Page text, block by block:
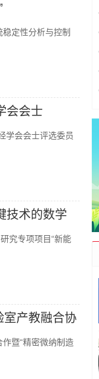
定性分析与控制
会会士
学会会士评选委员
技术的数学
究专项项目“新能
室产教融合协
暨“精密微纳制造